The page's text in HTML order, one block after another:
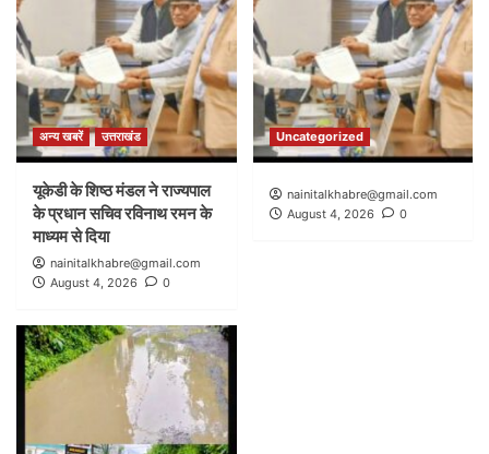
अन्य खबरें उत्तराखंड
यूकेडी के शिष्ठ मंडल ने राज्यपाल
के प्रधान सचिव रविनाथ रमन के
माध्यम से दिया
nainitalkhabre@gmail.com
August 4, 2026
0
Uncategorized
nainitalkhabre@gmail.com
August 4, 2026
0